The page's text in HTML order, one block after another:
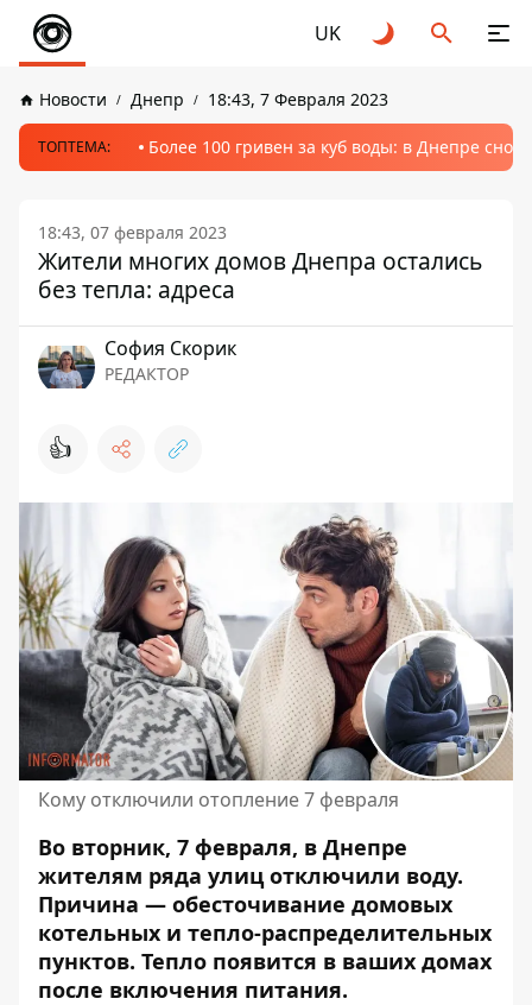
UK
Новости Днепр 18:43, 7 Февраля 2023
ТОПТЕМА: Более 100 гривен за куб воды: в Днепре
18:43, 07 февраля 2023
Жители многих домов Днепра остались
без тепла: адреса
София Скорик
РЕДАКТОР
👍
Кому отключили отопление 7 февраля
Во вторник, 7 февраля, в Днепре
жителям ряда улиц отключили воду.
Причина — обесточивание домовых
котельных и тепло-распределительных
пунктов. Тепло появится в ваших домах
после включения питания.